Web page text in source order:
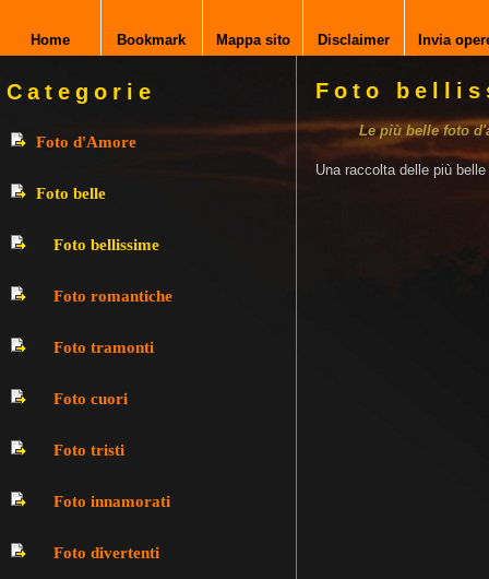
Home Bookmark Mappa sito Disclaimer Invia
Categorie
Foto d'Amore
Foto belle
Foto bellissime
Foto romantiche
Foto tramonti
Foto cuori
Foto tristi
Foto innamorati
Foto divertenti
Foto
Le più belle foto
Una raccolta delle più